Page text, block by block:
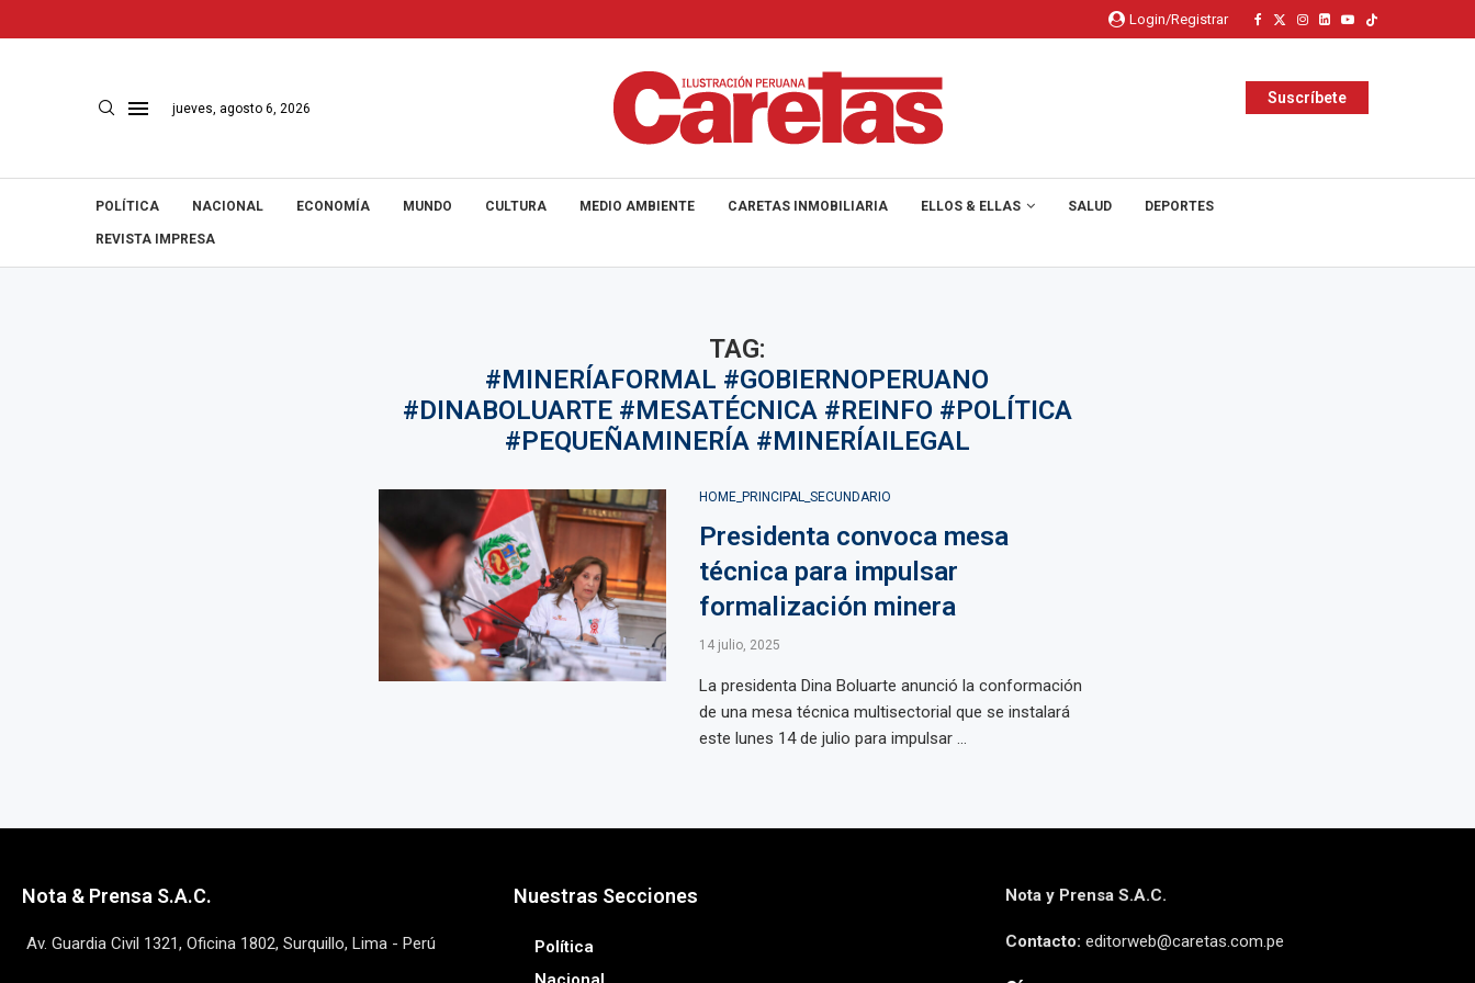
Login/Registrar
jueves, agosto 6, 2026
Suscríbete
POLÍTICA NACIONAL ECONOMÍA MUNDO CULTURA MEDIO AMBIENTE CARETAS INMOBILIARIA ELLOS & ELLAS SALUD DEPORTES
REVISTA IMPRESA
TAG:
#MINERÍAFORMAL #GOBIERNOPERUANO
#DINABOLUARTE #MESATÉCNICA #REINFO #POLÍTICA
#PEQUEÑAMINERÍA #MINERÍAILEGAL
HOME_PRINCIPAL_SECUNDARIO
Presidenta convoca mesa
técnica para impulsar
formalización minera
14 julio, 2025
La presidenta Dina Boluarte anunció la conformación
de una mesa técnica multisectorial que se instalará
este lunes 14 de julio para impulsar ...
Nota & Prensa S.A.C.
Av. Guardia Civil 1321, Oficina 1802, Surquillo, Lima - Perú
Nuestras Secciones
Política
Nota y Prensa S.A.C.
Contacto: editorweb@caretas.com.pe